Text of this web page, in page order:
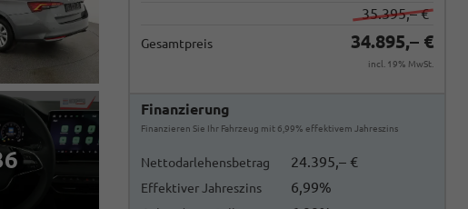
35.395,– €
Gesamtpreis 34.895,– €
incl. 19% MwSt.
Finanzierung
Finanzieren Sie Ihr Fahrzeug mit 6,99% effektivem Jahreszins
Nettodarlehensbetrag 24.395,– €
Effektiver Jahreszins 6,99%